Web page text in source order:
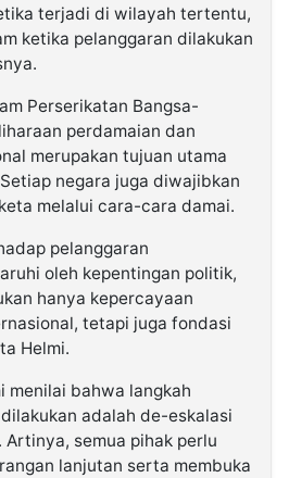
terjadi di wilayah tertentu,
ketika pelanggaran dilakukan
Perserikatan Bangsa-
perdamaian dan
merupakan tujuan utama
negara juga diwajibkan
melalui cara-cara damai.
pelanggaran
oleh kepentingan politik,
hanya kepercayaan
tetapi juga fondasi
Helmi.
menilai bahwa langkah
adalah de-eskalasi
semua pihak perlu
lanjutan serta membuka